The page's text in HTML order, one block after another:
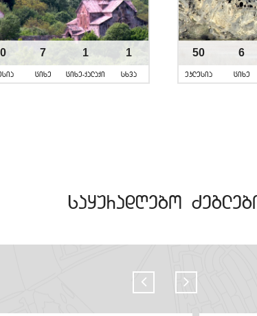
7
cixe
1
cixe-qalaqi
1
sxva
50
eklesia
6
cixe
sayuradRebo